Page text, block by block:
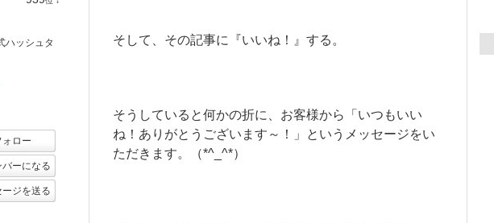
そして、その記事に『いいね！』する。
そうしていると何かの折に、お客様から「いつもいい
ね！ありがとうございます～！」というメッセージをい
ただきます。（*^_^*）
ハッシュタ
ォロー
バーになる
ージを送る